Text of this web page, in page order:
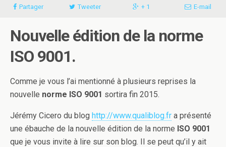
Partager Tweeter + 1 E-mail
Nouvelle édition de la norme
ISO 9001.
Comme je vous l’ai mentionné à plusieurs reprises la
nouvelle norme ISO 9001 sortira fin 2015.
Jérémy Cicero du blog http://www.qualiblog.fr a présenté
une ébauche de la nouvelle édition de la norme ISO 9001
que je vous invite à lire sur son blog. Il se peut qu’il y ait